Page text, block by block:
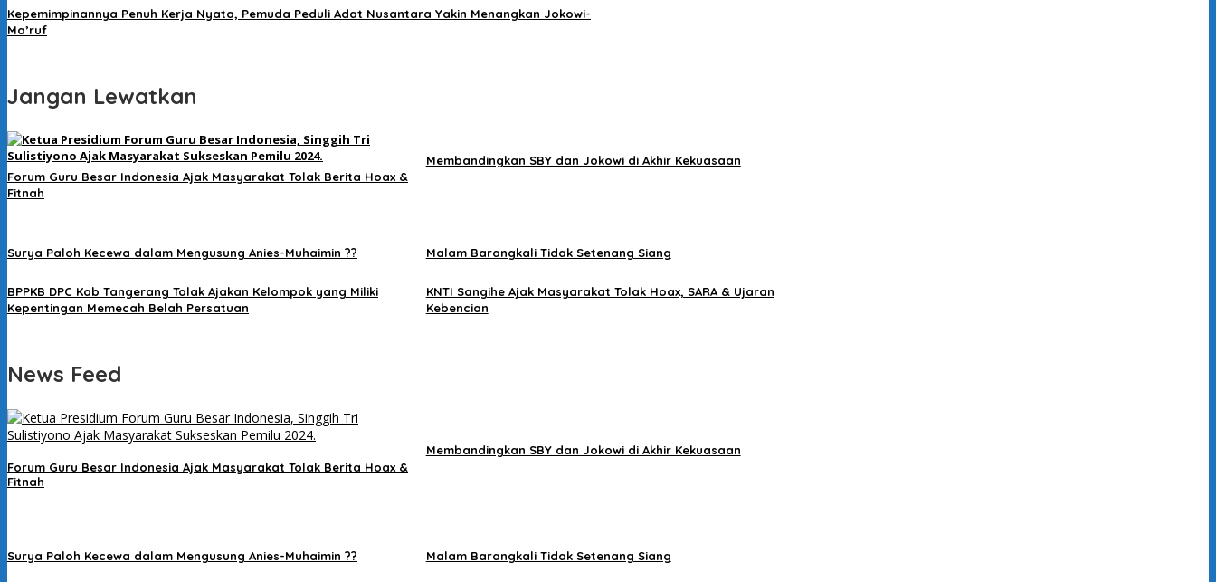
Kepemimpinannya Penuh Kerja Nyata, Pemuda Peduli Adat Nusantara Yakin Menangkan Jokowi-
Ma’ruf
Jangan Lewatkan
Forum Guru Besar Indonesia Ajak Masyarakat Tolak Berita Hoax &
Fitnah
Membandingkan SBY dan Jokowi di Akhir Kekuasaan
Surya Paloh Kecewa dalam Mengusung Anies-Muhaimin ?? Malam Barangkali Tidak Setenang Siang
BPPKB DPC Kab Tangerang Tolak Ajakan Kelompok yang Miliki
Kepentingan Memecah Belah Persatuan
KNTI Sangihe Ajak Masyarakat Tolak Hoax, SARA & Ujaran
Kebencian
News Feed
Forum Guru Besar Indonesia Ajak Masyarakat Tolak Berita Hoax &
Fitnah
Membandingkan SBY dan Jokowi di Akhir Kekuasaan
Surya Paloh Kecewa dalam Mengusung Anies-Muhaimin ?? Malam Barangkali Tidak Setenang Siang